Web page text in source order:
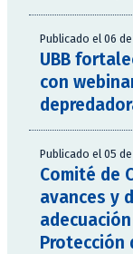
Publicado el 06
UBB
con
Publicado el 05
Comité de
avances y
Protección